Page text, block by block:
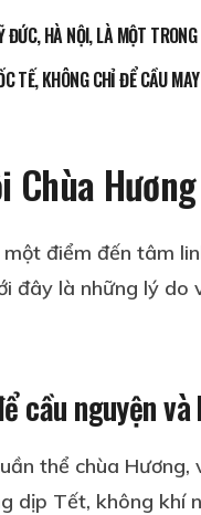
ĐỨC, HÀ NỘI, LÀ MỘT
TẾ, KHÔNG CHỈ ĐỂ CẦU
Chùa
điểm đến tâm
đây là những lý do
cầu nguyện
thể chùa
dịp Tết, không